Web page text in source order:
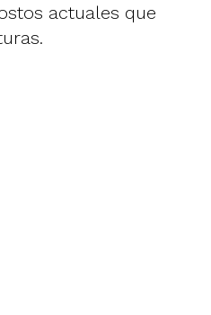
actuales que